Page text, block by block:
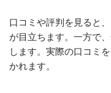
口コミや評判を見ると
が目立ちます。一方で
します。実際の口コミ
かれます。